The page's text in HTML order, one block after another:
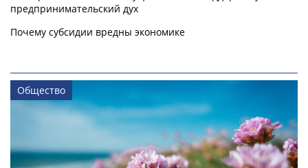
предпринимательский дух
Почему субсидии вредны экономике
Общество